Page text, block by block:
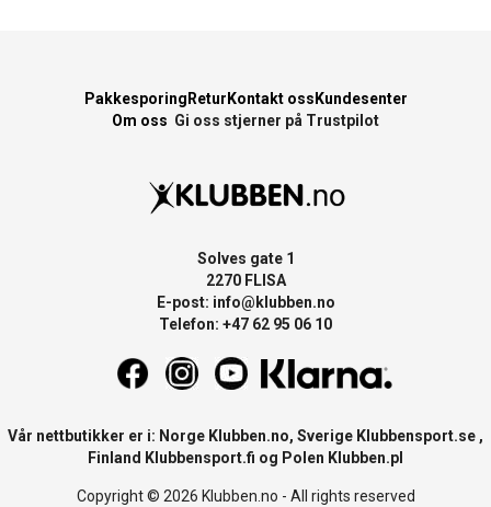
PakkesporingReturKontakt ossKundesenter
Om oss Gi oss stjerner på Trustpilot
Solves gate 1
2270 FLISA
E-post: info@klubben.no
Telefon: +47 62 95 06 10
Vår nettbutikker er i: Norge Klubben.no, Sverige Klubbensport.se ,
Finland Klubbensport.fi og Polen Klubben.pl
Copyright © 2026 Klubben.no - All rights reserved